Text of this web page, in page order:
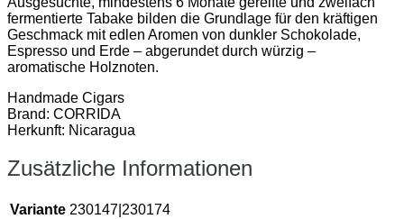
fermentierte Tabake bilden die Grundlage für den kräftigen
Geschmack mit edlen Aromen von dunkler Schokolade,
Espresso und Erde – abgerundet durch würzig –
aromatische Holznoten.
Handmade Cigars
Brand: CORRIDA
Herkunft: Nicaragua
Zusätzliche Informationen
Variante 230147|230174